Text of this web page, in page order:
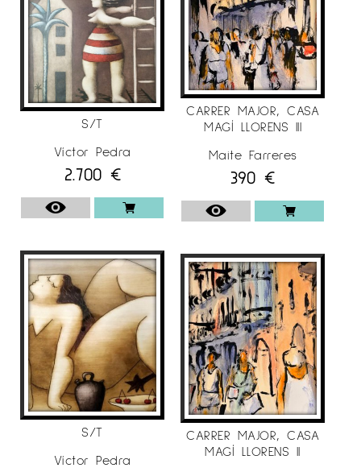
S/T
Víctor Pedra
2.700 €
S/T
Víctor Pedra
CARRER MAJOR, CASA
MAGÍ LLORENS III
Maite Farreres
390 €
CARRER MAJOR, CASA
MAGÍ LLORENS II